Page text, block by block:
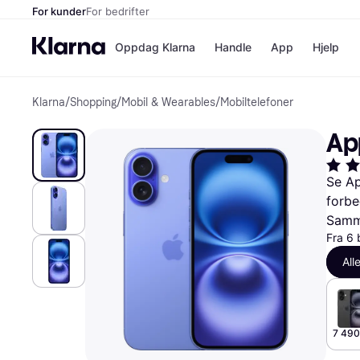
For kunderFor bedrifter
Oppdag Klarna
Betal nå
Betal i 3
Betal innen
Finansiering
Handle
kicks.no
App Hjelp
Klarna/Shopping/Mobil & Wearables/Mobiltelefoner
Se
Fra 6
Alle
7